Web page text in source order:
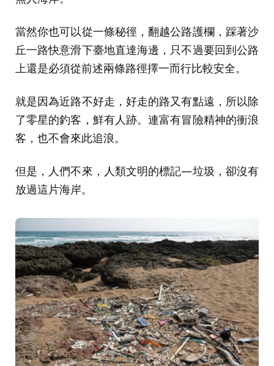
當然你也可以從一條秘徑，翻越公路護欄，踩著沙
丘一路快意滑下臺地直達海邊，只不過要回到公路
上還是必須從前述兩條路徑擇一而行比較安全。
就是因為近路不好走，好走的路又有點遠，所以除
了零星的釣客，鮮有人跡。連富有冒險精神的衝浪
客，也不會來此追浪。
但是，人們不來，人類文明的標記—垃圾，卻沒有
放過這片海岸。